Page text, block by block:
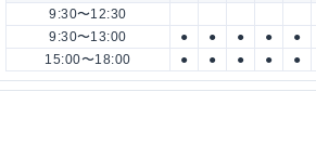
9:30〜12:30
9:30〜13:00
● ● ● ●
●
15:00〜18:00
● ● ● ● ●